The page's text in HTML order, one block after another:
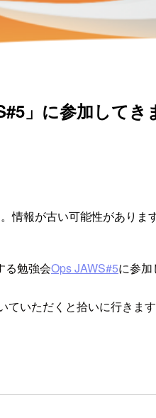
」に参加して
報が古い可能性がありま
る勉強会Ops JAWS#5に参加
いただくと拾いに行きます